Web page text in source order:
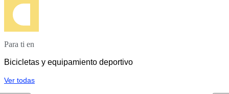
Para ti en
Bicicletas y equipamiento deportivo
Ver todas